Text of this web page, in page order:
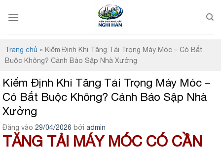
qua
Trang chủ » Kiểm Định Khi Tăng Tải Trọng Máy Móc – Có Bắt
Buộc Không? Cảnh Báo Sập Nhà Xưởng
Kiểm Định Khi Tăng Tải Trọng Máy Móc –
Có Bắt Buộc Không? Cảnh Báo Sập Nhà
Xưởng
Đăng vào 29/04/2026 bởi admin
TĂNG TẢI MÁY MÓC CÓ CẦN